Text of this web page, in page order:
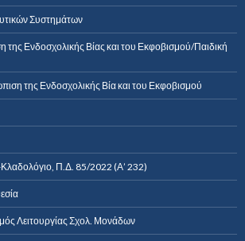
Συστημάτων
της Ενδοσχολικής Βίας και του Εκφοβισμού/Παιδική
της Ενδοσχολικής Βία και του Εκφοβισμού
Π.Δ. 85/2022 (Α’ 232)
Λειτουργίας Σχολ. Μονάδων